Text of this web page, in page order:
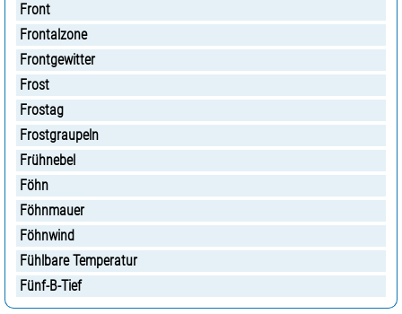
Front
Frontalzone
Frontgewitter
Frost
Frostag
Frostgraupeln
Frühnebel
Föhn
Föhnmauer
Föhnwind
Fühlbare Temperatur
Fünf-B-Tief